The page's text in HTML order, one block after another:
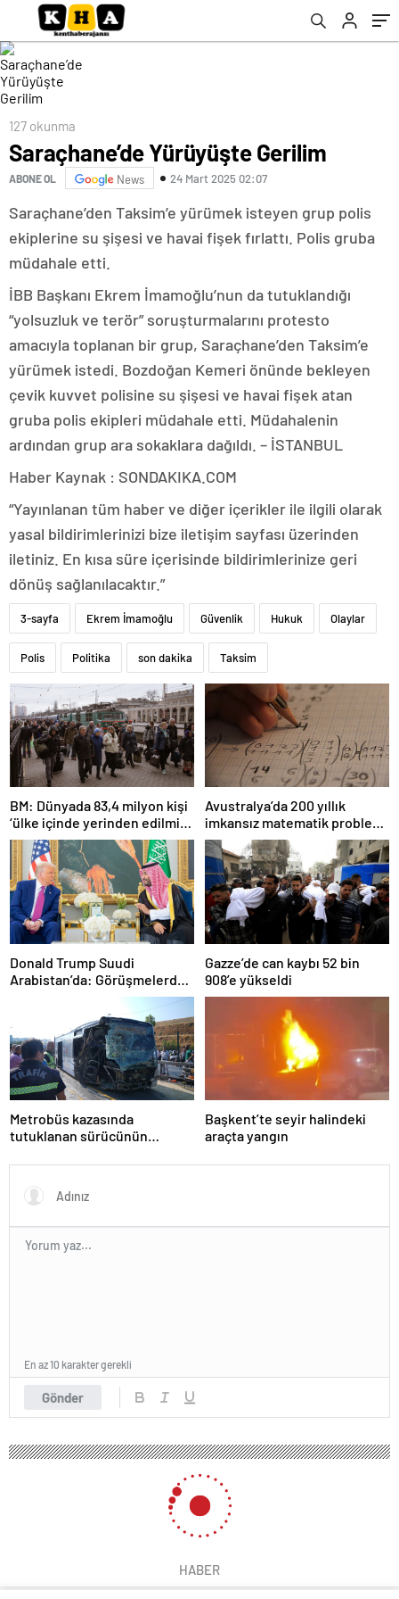
127 okunma
Saraçhane’de Yürüyüşte Gerilim
ABONE OL News 24 Mart 2025 02:07
Saraçhane’den Taksim’e yürümek isteyen grup polis
ekiplerine su şişesi ve havai fişek fırlattı. Polis gruba
müdahale etti.
İBB Başkanı Ekrem İmamoğlu’nun da tutuklandığı
“yolsuzluk ve terör” soruşturmalarını protesto
amacıyla toplanan bir grup, Saraçhane’den Taksim’e
yürümek istedi. Bozdoğan Kemeri önünde bekleyen
çevik kuvvet polisine su şişesi ve havai fişek atan
gruba polis ekipleri müdahale etti. Müdahalenin
ardından grup ara sokaklara dağıldı. – İSTANBUL
Haber Kaynak : SONDAKIKA.COM
“Yayınlanan tüm haber ve diğer içerikler ile ilgili olarak
yasal bildirimlerinizi bize iletişim sayfası üzerinden
iletiniz. En kısa süre içerisinde bildirimlerinize geri
dönüş sağlanılacaktır.”
3-sayfa Ekrem İmamoğlu Güvenlik Hukuk Olaylar
Polis Politika son dakika Taksim
BM: Dünyada 83,4 milyon kişi
‘ülke içinde yerinden edilmiş’
olarak yaşıyor
Avustralya’da 200 yıllık
imkansız matematik problemi
çözüldü
Donald Trump Suudi
Arabistan’da: Görüşmelerde
Gazze’de can kaybı 52 bin
908’e yükseldi
Metrobüs kazasında
tutuklanan sürücünün
Başkent’te seyir halindeki
araçta yangın
Gönder
En az 10 karakter gerekli
HABER